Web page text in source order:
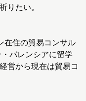
りたい。
在住の貿易コンサル
バレンシアに留学
営から現在は貿易コ